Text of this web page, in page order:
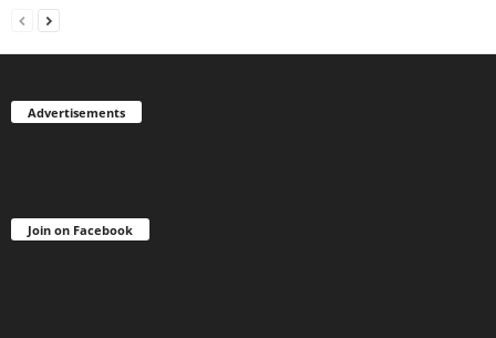
Advertisements
Join on Facebook